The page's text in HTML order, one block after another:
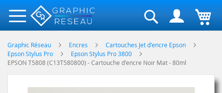
Rechercher
Graphic Réseau Encres
Cartouches Jet d'encre Epson
Epson Stylus Pro
Epson Stylus Pro 3800
EPSON T5808 (C13T580800) - Cartouche d'encre Noir Mat - 80ml